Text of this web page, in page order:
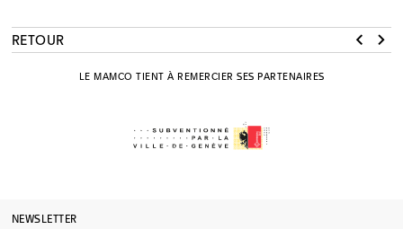
RETOUR
LE MAMCO TIENT À REMERCIER SES PARTENAIRES
NEWSLETTER